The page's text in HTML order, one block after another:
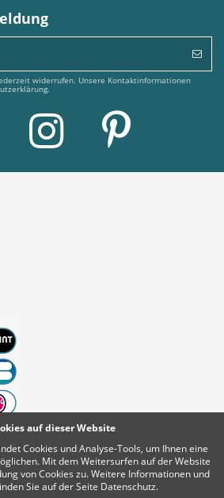
widerrufen. Unsere Kontaktinformationen
auf dieser Website
Cookies und Analyse-Tools, um Ihnen eine
Mit dem Weitersurfen auf der Website
von Cookies zu. Weitere Informationen und
Sie auf der Seite Datenschutz.